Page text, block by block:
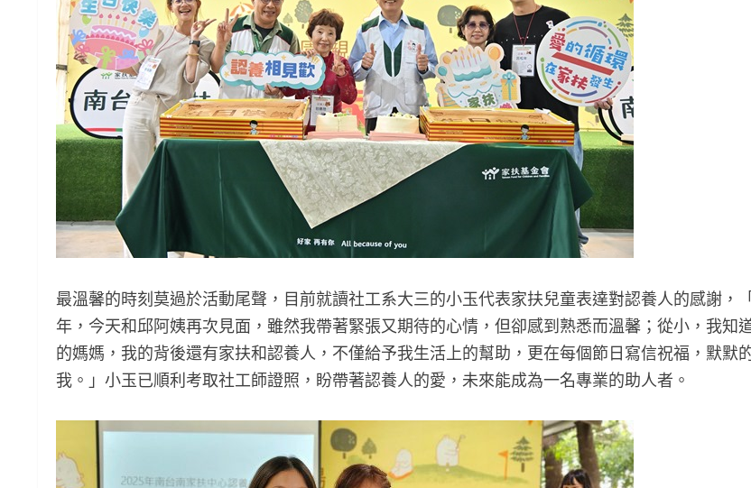
最溫馨的時刻莫過於活動尾聲，目前就讀社工系大三的小玉代表家扶兒童表達對認養人的感謝，
年，今天和邱阿姨再次見面，雖然我帶著緊張又期待的心情，但卻感到熟悉而溫馨；從小，我知
的媽媽，我的背後還有家扶和認養人，不僅給予我生活上的幫助，更在每個節日寫信祝福，默默
我。」小玉已順利考取社工師證照，盼帶著認養人的愛，未來能成為一名專業的助人者。